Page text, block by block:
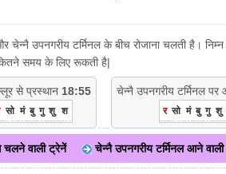
उपनगरीय टर्मिनल के बीच रोजाना चलती है।
समय के लिए रूकती है|
से प्रस्थान 18:55
सो मं बु गु शु श
चेन्नै उपनगरीय टर्मिनल
र सो मं बु गु शु
चलने वाली ट्रेनें चेन्नै उपनगरीय टर्मिनल आने